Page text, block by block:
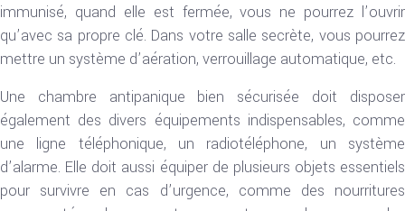
immunisé, quand elle est fermée, vous ne pourrez l’ouvrir
qu’avec sa propre clé. Dans votre salle secrète, vous pourrez
mettre un système d’aération, verrouillage automatique, etc.
Une chambre antipanique bien sécurisée doit disposer
également des divers équipements indispensables, comme
une ligne téléphonique, un radiotéléphone, un système
d’alarme. Elle doit aussi équiper de plusieurs objets essentiels
pour survivre en cas d’urgence, comme des nourritures